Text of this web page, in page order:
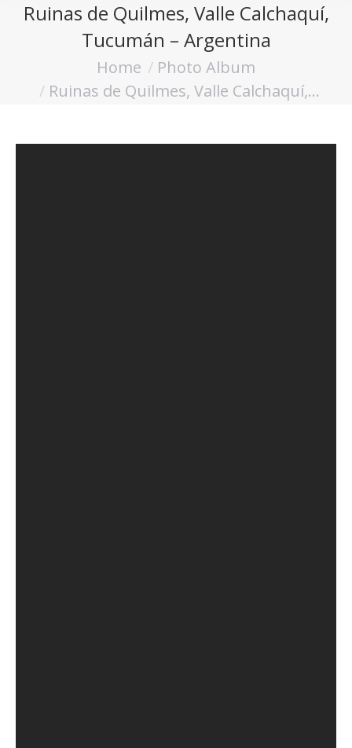
Ruinas de Quilmes, Valle Calchaquí,
Tucumán – Argentina
Home
Photo Album
Ruinas de Quilmes, Valle Calchaquí,…